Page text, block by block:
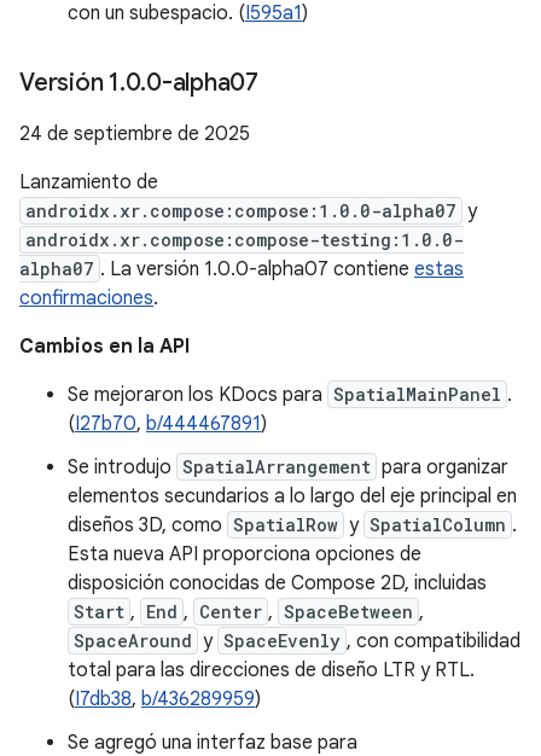
con un subespacio. (I595a1)
Versión 1.0.0-alpha07
24 de septiembre de 2025
Lanzamiento de
androidx.xr.compose:compose:1.0.0-alpha07 y
androidx.xr.compose:compose-testing:1.0.0-
alpha07 . La versión 1.0.0-alpha07 contiene estas
confirmaciones.
Cambios en la API
Se mejoraron los KDocs para SpatialMainPanel .
(I27b70, b/444467891)
Se introdujo SpatialArrangement para organizar
elementos secundarios a lo largo del eje principal en
diseños 3D, como SpatialRow y SpatialColumn .
Esta nueva API proporciona opciones de
disposición conocidas de Compose 2D, incluidas
Start , End , Center , SpaceBetween ,
SpaceAround y SpaceEvenly , con compatibilidad
total para las direcciones de diseño LTR y RTL.
(I7db38, b/436289959)
Se agregó una interfaz base para